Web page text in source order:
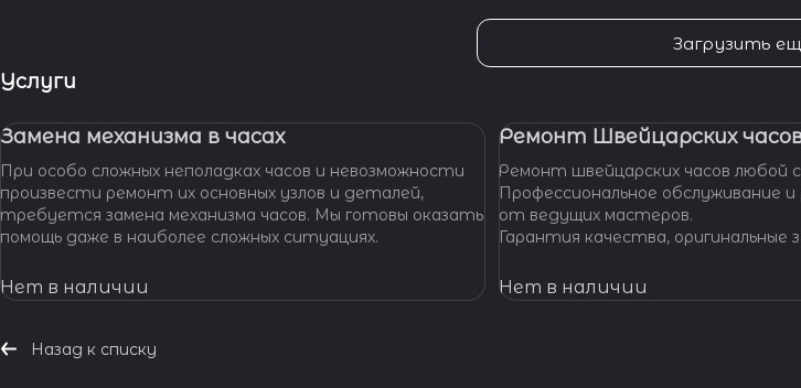
Загрузить
Услуги
Замена механизма в часах
При особо сложных неполадках часов и невозможности
произвести ремонт их основных узлов и деталей,
требуется замена механизма часов. Мы готовы оказать
помощь даже в наиболее сложных ситуациях.
Нет в наличии
Ремонт Швейцарских
Ремонт швейцарских часов любой
Профессиональное обслуживание
от ведущих мастеров.
Гарантия качества, оригинальные
точность и надежность!
Нет в наличии
Назад к списку